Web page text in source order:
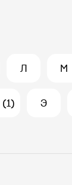
Л М
Э